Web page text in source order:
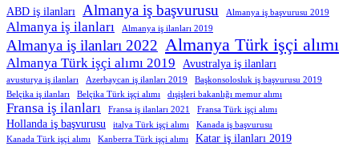
ABD iş ilanları Almanya iş başvurusu Almanya iş başvurusu 2019
Almanya iş ilanları Almanya iş ilanları 2019
Almanya iş ilanları 2022 Almanya Türk işçi alımı
Almanya Türk işçi alımı 2019 Avustralya iş ilanları
avusturya iş ilanları Azerbaycan iş ilanları 2019
Başkonsolosluk iş başvurusu 2019
Belçika iş ilanları
Belçika Türk işçi alımı dışişleri bakanlığı memur alımı
Fransa iş ilanları Fransa iş ilanları 2021 Fransa Türk işçi alımı
Hollanda iş başvurusu italya Türk işçi alımı
Kanada iş başvurusu
Kanada Türk işçi alımı
Kanberra Türk işçi alımı Katar iş ilanları 2019